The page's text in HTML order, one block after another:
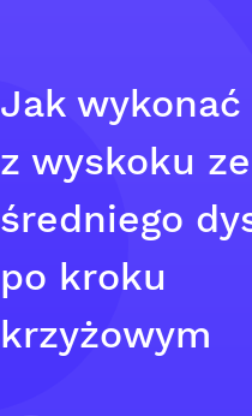
Jak
z wyskoku ze
średniego
po kroku
krzyżowym